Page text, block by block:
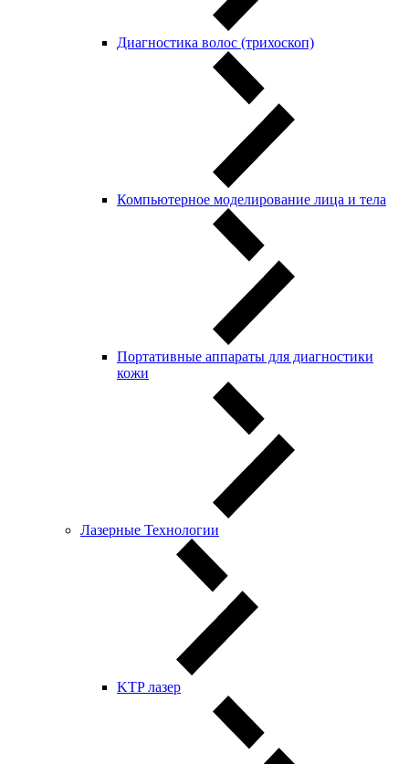
Диагностика волос (трихоскоп)
Компьютерное моделирование лица и тела
Портативные аппараты для диагностики
кожи
Лазерные Технологии
KTP лазер